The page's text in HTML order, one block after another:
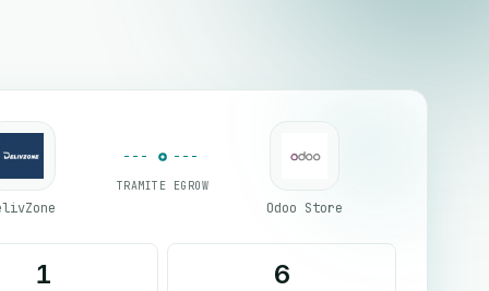
TRAMITE EGROW
Odoo Store
1 6